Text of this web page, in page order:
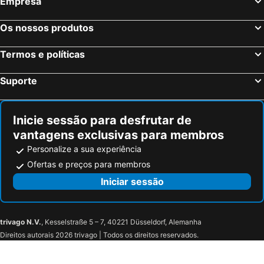
Hampton Inn & Suites Rosemont Chicago O'Hare
Suburban Studios Arlington Heights - Elk Grove
TownePlace Suites by Marriott Chicago Schaumburg
Four Points by Sheraton Chicago Westchester/Oak Brook
SureStay Plus Hotel by Best Western Chicago Lombard
Baymont by Wyndham Glenview
Motel 6 Rolling Meadows, IL - Chicago Northwest
Motel 6 Prospect Heights, IL
Hampton Inn & Suites Chicago-North Shore/Skokie
Os nossos produtos
Termos e políticas
Suporte
Inicie sessão para desfrutar de
vantagens exclusivas para membros
Personalize a sua experiência
Ofertas e preços para membros
Iniciar sessão
trivago N.V., Kesselstraße 5 – 7, 40221 Düsseldorf, Alemanha
Direitos autorais 2026 trivago | Todos os direitos reservados.